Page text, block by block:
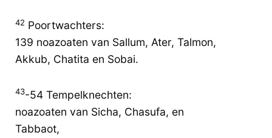
42 Poortwachters:
139 noazoaten van Sallum, Ater, Talmon,
Akkub, Chatita en Sobai.
43-54 Tempelknechten:
noazoaten van Sicha, Chasufa, en
Tabbaot,